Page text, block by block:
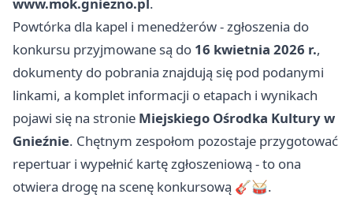
www.mok.gniezno.pl.
Powtórka dla kapel i menedżerów - zgłoszenia do
konkursu przyjmowane są do 16 kwietnia 2026 r.,
dokumenty do pobrania znajdują się pod podanymi
linkami, a komplet informacji o etapach i wynikach
pojawi się na stronie Miejskiego Ośrodka Kultury w
Gnieźnie. Chętnym zespołom pozostaje przygotować
repertuar i wypełnić kartę zgłoszeniową - to ona
otwiera drogę na scenę konkursową 🎸🥁.